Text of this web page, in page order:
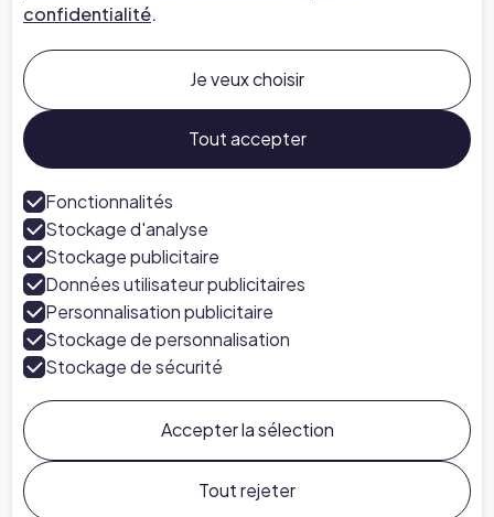
Entreprise
À propos de nous
Carrières chez Chapter
Parlez à un expert
Presse
Suivez-nous
LinkedIn
Chapter ©
Conditions Générales
Politique de Confidentialité
Préférences en matière de cookies
Politique en matière de cookies
confidentialité.
Je veux choisir
Tout accepter
Fonctionnalités
Stockage d'analyse
Stockage publicitaire
Données utilisateur publicitaires
Personnalisation publicitaire
Stockage de personnalisation
Stockage de sécurité
Accepter la sélection
Tout rejeter